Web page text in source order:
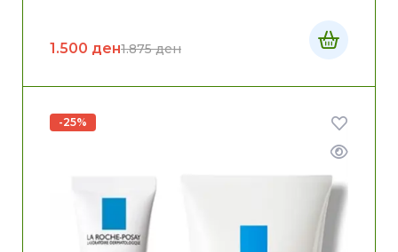
1.875ден
1.500 ден
-25%